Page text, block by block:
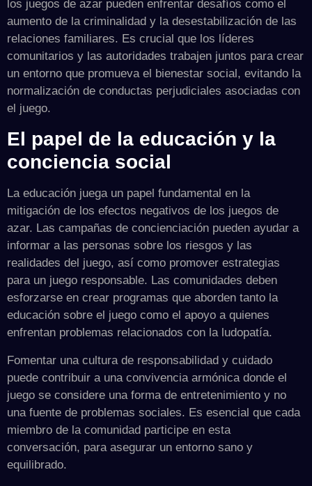
los juegos de azar pueden enfrentar desafíos como el
aumento de la criminalidad y la desestabilización de las
relaciones familiares. Es crucial que los líderes
comunitarios y las autoridades trabajen juntos para crear
un entorno que promueva el bienestar social, evitando la
normalización de conductas perjudiciales asociadas con
el juego.
El papel de la educación y la
conciencia social
La educación juega un papel fundamental en la
mitigación de los efectos negativos de los juegos de
azar. Las campañas de concienciación pueden ayudar a
informar a las personas sobre los riesgos y las
realidades del juego, así como promover estrategias
para un juego responsable. Las comunidades deben
esforzarse en crear programas que aborden tanto la
educación sobre el juego como el apoyo a quienes
enfrentan problemas relacionados con la ludopatía.
Fomentar una cultura de responsabilidad y cuidado
puede contribuir a una convivencia armónica donde el
juego se considere una forma de entretenimiento y no
una fuente de problemas sociales. Es esencial que cada
miembro de la comunidad participe en esta
conversación, para asegurar un entorno sano y
equilibrado.